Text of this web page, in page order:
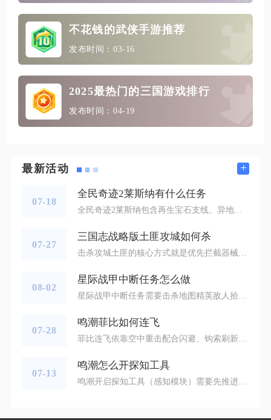
不花钱的武侠手游推荐
发布时间：03-16
2025最热门的三国游戏排行
发布时间：04-19
最新活动 +
07-18
全民奇迹2莱斯纳有什么任务
07-27
三国志战略版土匪攻城如何杀
08-02
星际战甲中断任务怎么做
07-28
鸣潮菲比如何连飞
07-13
鸣潮怎么开探知工具